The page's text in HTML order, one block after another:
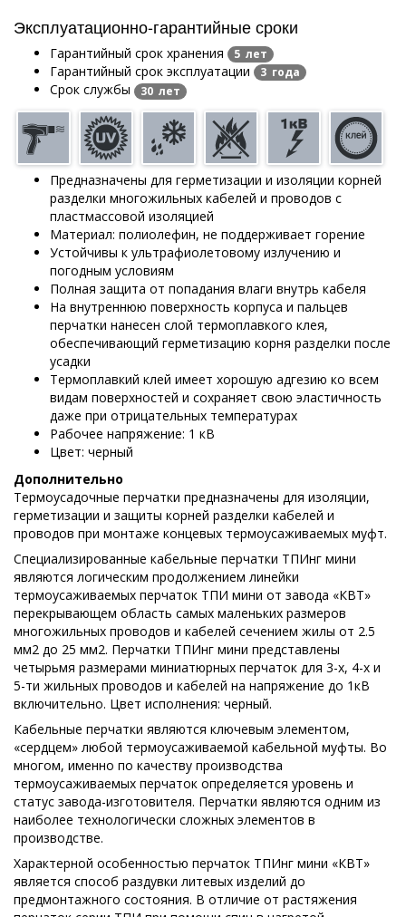
Эксплуатационно-гарантийные сроки
Гарантийный срок хранения 5 лет
Гарантийный срок эксплуатации 3 года
Срок службы 30 лет
Предназначены для герметизации и изоляции корней
разделки многожильных кабелей и проводов с
пластмассовой изоляцией
Материал: полиолефин, не поддерживает горение
Устойчивы к ультрафиолетовому излучению и
погодным условиям
Полная защита от попадания влаги внутрь кабеля
На внутреннюю поверхность корпуса и пальцев
перчатки нанесен слой термоплавкого клея,
обеспечивающий герметизацию корня разделки после
усадки
Термоплавкий клей имеет хорошую адгезию ко всем
видам поверхностей и сохраняет свою эластичность
даже при отрицательных температурах
Рабочее напряжение: 1 кВ
Цвет: черный
Дополнительно
Термоусадочные перчатки предназначены для изоляции,
герметизации и защиты корней разделки кабелей и
проводов при монтаже концевых термоусаживаемых муфт.
Специализированные кабельные перчатки ТПИнг мини
являются логическим продолжением линейки
термоусаживаемых перчаток ТПИ мини от завода «КВТ»
перекрывающем область самых маленьких размеров
многожильных проводов и кабелей сечением жилы от 2.5
мм2 до 25 мм2. Перчатки ТПИнг мини представлены
четырьмя размерами миниатюрных перчаток для 3-х, 4-х и
5-ти жильных проводов и кабелей на напряжение до 1кВ
включительно. Цвет исполнения: черный.
Кабельные перчатки являются ключевым элементом,
«сердцем» любой термоусаживаемой кабельной муфты. Во
многом, именно по качеству производства
термоусаживаемых перчаток определяется уровень и
статус завода-изготовителя. Перчатки являются одним из
наиболее технологически сложных элементов в
производстве.
Характерной особенностью перчаток ТПИнг мини «КВТ»
является способ раздувки литевых изделий до
предмонтажного состояния. В отличие от растяжения